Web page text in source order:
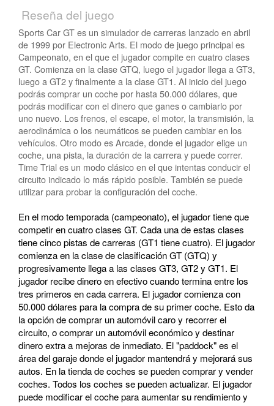
Reseña del juego
Sports Car GT es un simulador de carreras lanzado en abril
de 1999 por Electronic Arts. El modo de juego principal es
Campeonato, en el que el jugador compite en cuatro clases
GT. Comienza en la clase GTQ, luego el jugador llega a GT3,
luego a GT2 y finalmente a la clase GT1. Al inicio del juego
podrás comprar un coche por hasta 50.000 dólares, que
podrás modificar con el dinero que ganes o cambiarlo por
uno nuevo. Los frenos, el escape, el motor, la transmisión, la
aerodinámica o los neumáticos se pueden cambiar en los
vehículos. Otro modo es Arcade, donde el jugador elige un
coche, una pista, la duración de la carrera y puede correr.
Time Trial es un modo clásico en el que intentas conducir el
circuito indicado lo más rápido posible. También se puede
utilizar para probar la configuración del coche.
En el modo temporada (campeonato), el jugador tiene que
competir en cuatro clases GT. Cada una de estas clases
tiene cinco pistas de carreras (GT1 tiene cuatro). El jugador
comienza en la clase de clasificación GT (GTQ) y
progresivamente llega a las clases GT3, GT2 y GT1. El
jugador recibe dinero en efectivo cuando termina entre los
tres primeros en cada carrera. El jugador comienza con
50.000 dólares para la compra de su primer coche. Esto da
la opción de comprar un automóvil caro y recorrer el
circuito, o comprar un automóvil económico y destinar
dinero extra a mejoras de inmediato. El "paddock" es el
área del garaje donde el jugador mantendrá y mejorará sus
autos. En la tienda de coches se pueden comprar y vender
coches. Todos los coches se pueden actualizar. El jugador
puede modificar el coche para aumentar su rendimiento y